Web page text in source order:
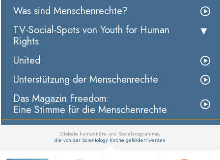
Was sind Menschenrechte?
TV-Social-Spots von Youth for Human
Rights
United
Unterstützung der Menschenrechte
Das Magazin Freedom:
Eine Stimme für die Menschenrechte
Globale humanitäre und Sozialprogramme,
die von der Scientology Kirche gefördert werden